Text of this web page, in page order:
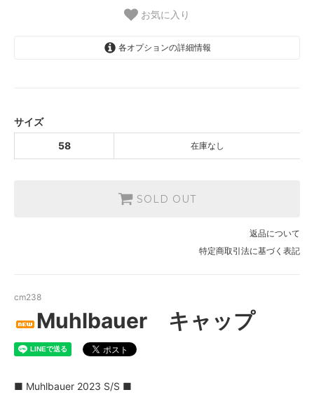
お気に入り
各オプションの詳細情報
サイズ
58
在庫なし
SOLD OUT
返品について
特定商取引法に基づく表記
cm238
Muhlbauer キャップ
■ Muhlbauer 2023 S/S ■